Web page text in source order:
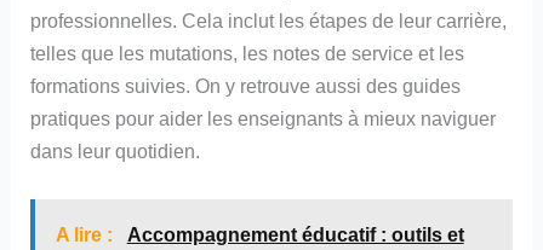
professionnelles. Cela inclut les étapes de leur carrière,
telles que les mutations, les notes de service et les
formations suivies. On y retrouve aussi des guides
pratiques pour aider les enseignants à mieux naviguer
dans leur quotidien.
A lire :
Accompagnement éducatif : outils et